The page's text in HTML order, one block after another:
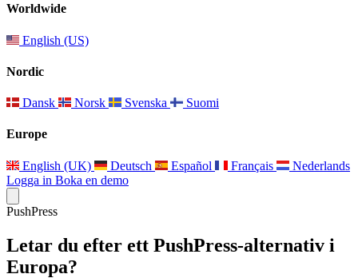
Worldwide
English (US)
Nordic
Dansk Norsk Svenska Suomi
Europe
English (UK) Deutsch Español Français
Nederlands
Logga in Boka en demo
PushPress
Letar du efter ett PushPress-alternativ i
Europa?